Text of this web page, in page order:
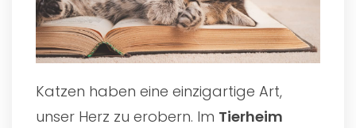
Katzen haben eine einzigartige Art,
unser Herz zu erobern. Im Tierheim